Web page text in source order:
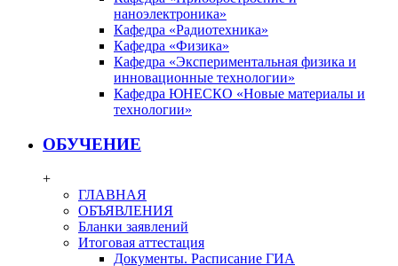
наноэлектроника»
Кафедра «Радиотехника»
Кафедра «Физика»
Кафедра «Экспериментальная физика и
инновационные технологии»
Кафедра ЮНЕСКО «Новые материалы и
технологии»
ОБУЧЕНИЕ
+
ГЛАВНАЯ
ОБЪЯВЛЕНИЯ
Бланки заявлений
Итоговая аттестация
Документы. Расписание ГИА